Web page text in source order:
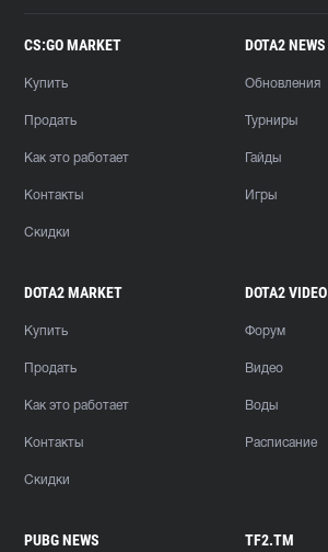
CS:GO MARKET
Купить
Продать
Как это работает
Контакты
Скидки
DOTA2 NEWS
Обновления
Турниры
Гайды
Игры
DOTA2 MARKET
Купить
Продать
Как это работает
Контакты
Скидки
DOTA2 VIDEO
Форум
Видео
Воды
Расписание
PUBG NEWS TF2.TM